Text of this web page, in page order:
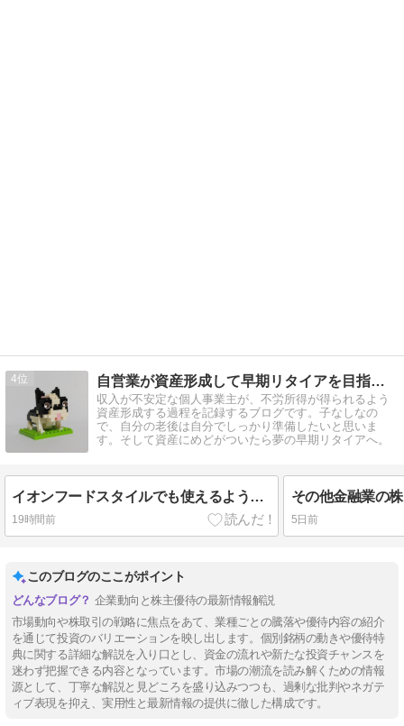
4 自営業が資産形成して早期リタイアを目指すブログ
収入が不安定な個人事業主が、不労所得が得られるよう
資産形成する過程を記録するブログです。子なしなの
で、自分の老後は自分でしっかり準備したいと思いま
す。そして資産にめどがついたら夢の早期リタイアへ。
イオンフードスタイルでも使えるようになった
19時間前
その他金融業の
5日前
このブログのここがポイント
企業動向と株主優待の最新情報解説
市場動向や株取引の戦略に焦点をあて、業種ごとの騰落や優待内容の紹介
を通じて投資のバリエーションを映し出します。個別銘柄の動きや優待特
典に関する詳細な解説を入り口とし、資金の流れや新たな投資チャンスを
迷わず把握できる内容となっています。市場の潮流を読み解くための情報
源として、丁寧な解説と見どころを盛り込みつつも、過剰な批判やネガテ
ィブ表現を抑え、実用性と最新情報の提供に徹した構成です。